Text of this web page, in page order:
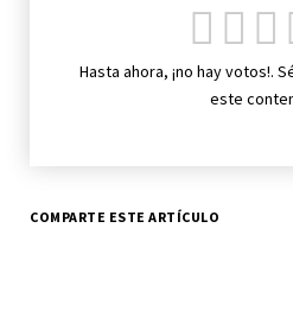
Hasta ahora, ¡no hay votos!.
este
COMPARTE ESTE ARTÍCULO